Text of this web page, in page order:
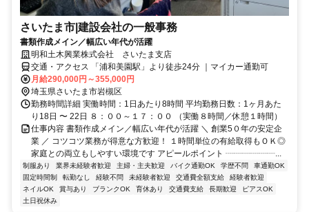
さいたま市|建設会社の一般事務
書類作成メイン／幅広い年代が活躍
明和土木興業株式会社 さいたま支店
交通・アクセス 「浦和美園駅」より徒歩24分 ｜マイカー通勤可
月給290,000円～355,000円
埼玉県さいたま市岩槻区
勤務時間詳細 実働時間：1日あたり8時間 平均勤務日数：1ヶ月あた
り18日 〜 22日 ８：００～１７：００ （実働８時間／休憩１時間）
仕事内容 書類作成メイン／幅広い年代が活躍 ＼ 創業5０年の安定企
業 ／ コツコツ業務が得意な方歓迎！ １時間単位の有給取得もＯＫ◎
家庭との両立もしやすい環境です アピールポイント ┈┈┈┈┈┈...
制服あり 業界未経験者歓迎 主婦・主夫歓迎 バイク通勤OK 学歴不問
車通勤OK
固定時間制
転勤なし 経験不問 未経験者歓迎 交通費全額支給
経験者歓迎
ネイルOK
賞与あり ブランクOK 育休あり 交通費支給 長期歓迎
ピアスOK
土日祝休み